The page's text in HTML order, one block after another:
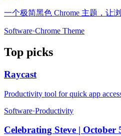
一个极简黑色 Chrome 主题，让
Software·Chrome Theme
Top picks
Raycast
Productivity tool for quick app
Software·Productivity
Celebrating Steve | October